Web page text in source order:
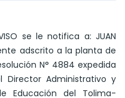
se le notifica a: JUAN
adscrito a la planta de
N° 4884 expedida
Administrativo y
Educación del Tolima-